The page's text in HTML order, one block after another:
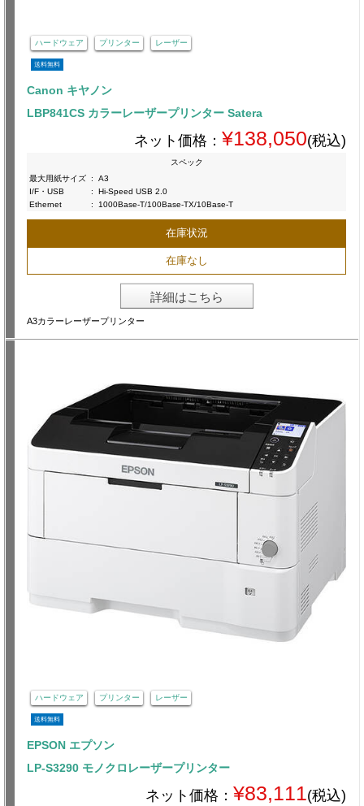
ハードウェア プリンター レーザー
送料無料
Canon キヤノン
LBP841CS カラーレーザープリンター Satera
ネット価格： ¥138,050(税込)
スペック
最大用紙サイズ :
A3
I/F・USB
:
Hi-Speed USB 2.0
Ethernet
: 1000Base-T/100Base-TX/10Base-T
在庫状況
在庫なし
詳細はこちら
A3カラーレーザープリンター
ハードウェア プリンター レーザー
送料無料
EPSON エプソン
LP-S3290 モノクロレーザープリンター
ネット価格： ¥83,111(税込)